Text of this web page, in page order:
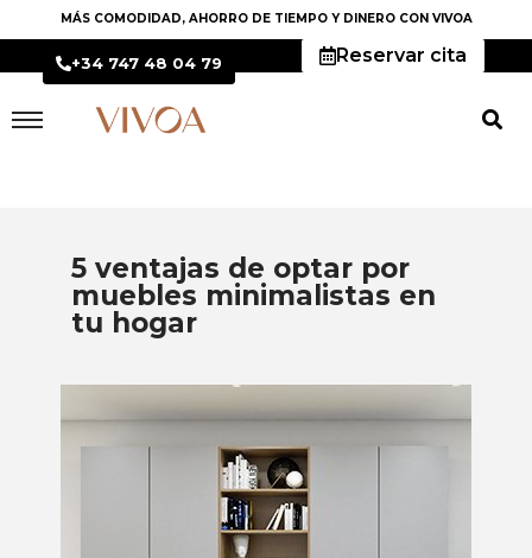
MÁS COMODIDAD, AHORRO DE TIEMPO Y DINERO CON VIVOA
+34 747 48 04 79 Reservar cita
5 ventajas de optar por
muebles minimalistas en
tu hogar